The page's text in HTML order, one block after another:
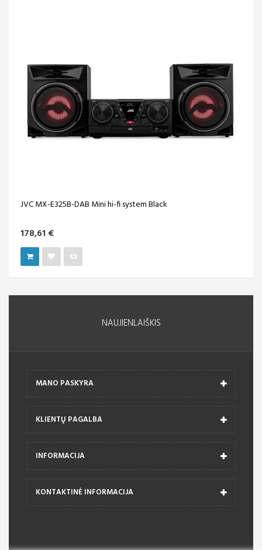
JVC MX-E325B-DAB Mini hi-fi system Black
178,61 €
NAUJIENLAIŠKIS
MANO PASKYRA
KLIENTŲ PAGALBA
INFORMACIJA
KONTAKTINĖ INFORMACIJA